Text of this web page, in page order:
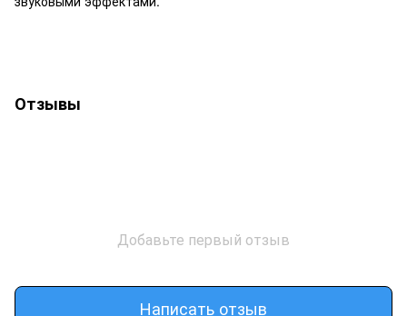
Отзывы
Добавьте первый отзыв
Написать отзыв